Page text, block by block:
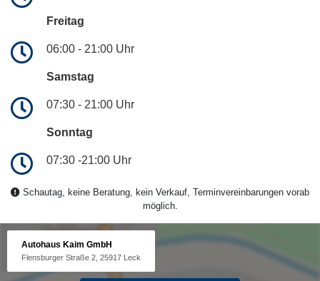
Freitag
06:00 - 21:00 Uhr
Samstag
07:30 - 21:00 Uhr
Sonntag
07:30 -21:00 Uhr
Schautag, keine Beratung, kein Verkauf, Terminvereinbarungen vorab
möglich.
Autohaus Kaim GmbH
Flensburger Straße 2, 25917 Leck